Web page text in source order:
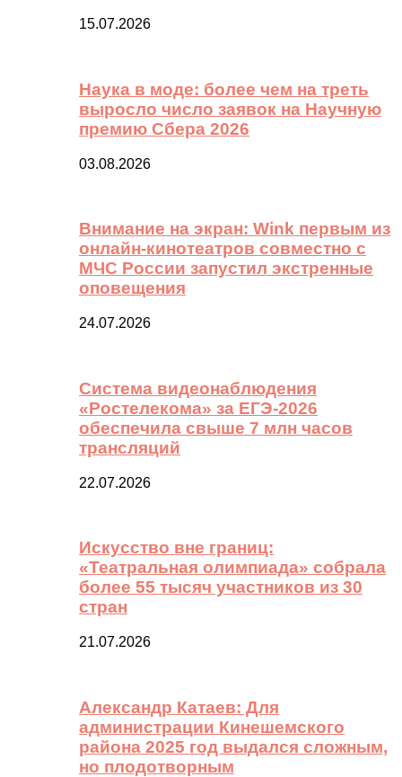
15.07.2026
Наука в моде: более чем на треть
выросло число заявок на Научную
премию Сбера 2026
03.08.2026
Внимание на экран: Wink первым из
онлайн-кинотеатров совместно с
МЧС России запустил экстренные
оповещения
24.07.2026
Система видеонаблюдения
«Ростелекома» за ЕГЭ-2026
обеспечила свыше 7 млн часов
трансляций
22.07.2026
Искусство вне границ:
«Театральная олимпиада» собрала
более 55 тысяч участников из 30
стран
21.07.2026
Александр Катаев: Для
администрации Кинешемского
района 2025 год выдался сложным,
но плодотворным